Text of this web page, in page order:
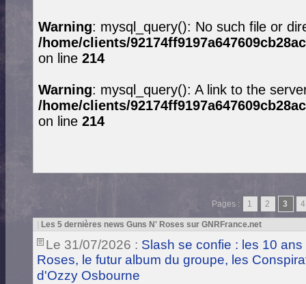
Warning: mysql_query(): No such file or
/home/clients/
on line 214
Warning: mysql_query(): A link to the
/home/clients/
on line 214
Pages : 1 2 3 4
Les 5 dernières news Guns N' Roses sur GNRFrance.net
Le 31/07/2026 : Slash se confie : les 10
Roses, le futur album du groupe, les
d'Ozzy Osbourne